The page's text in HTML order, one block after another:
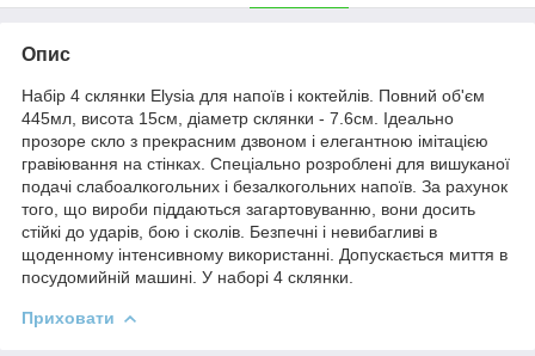
Опис
Набір 4 склянки Elysia для напоїв і коктейлів. Повний об'єм
445мл, висота 15см, діаметр склянки - 7.6см. Ідеально
прозоре скло з прекрасним дзвоном і елегантною імітацією
гравіювання на стінках. Спеціально розроблені для вишуканої
подачі слабоалкогольних і безалкогольних напоїв. За рахунок
того, що вироби піддаються загартовуванню, вони досить
стійкі до ударів, бою і сколів. Безпечні і невибагливі в
щоденному інтенсивному використанні. Допускається миття в
посудомийній машині. У наборі 4 склянки.
Приховати